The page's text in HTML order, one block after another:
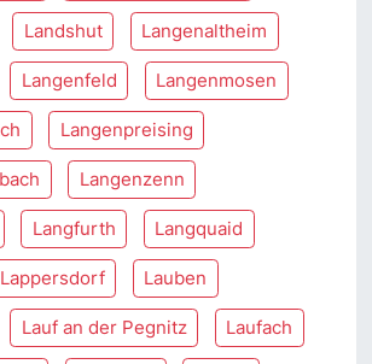
Landshut Langenaltheim
Langenfeld Langenmosen
Langenpreising
Langenzenn
Langfurth Langquaid
Lappersdorf Lauben
Lauf an der Pegnitz Laufach